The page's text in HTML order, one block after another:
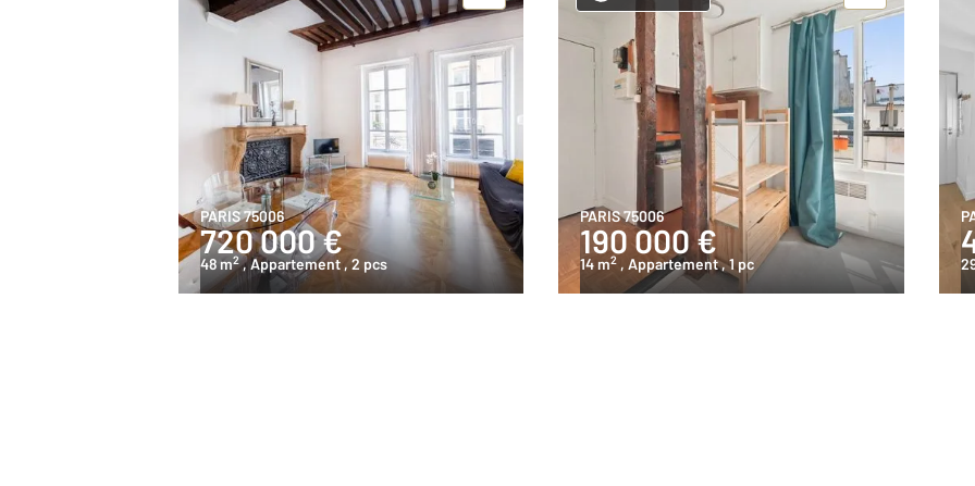
PARIS 75006
720 000 €
48 m2 , Appartement , 2 pcs
PARIS 75006
190 000 €
14 m2 , Appartement, 1 pc